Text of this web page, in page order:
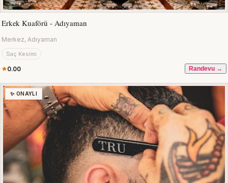
Erkek Kuaförü - Adıyaman
Merkez, Adıyaman
Saç Kesimi
0.00 Randevu →
✨ ONAYLI